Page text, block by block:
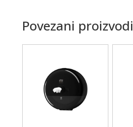
Povezani proizvodi